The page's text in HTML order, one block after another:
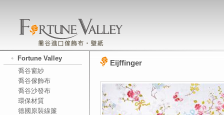
Fortune Valley
喬谷窗紗
喬谷傢飾布
喬谷沙發布
環保材質
德國原裝線簾
Eijffinger